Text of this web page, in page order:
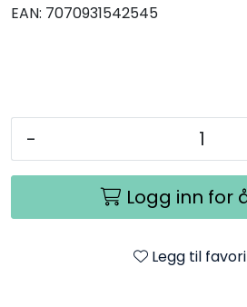
EAN: 7070931542545
-
Logg inn for
Legg til
Utendørs